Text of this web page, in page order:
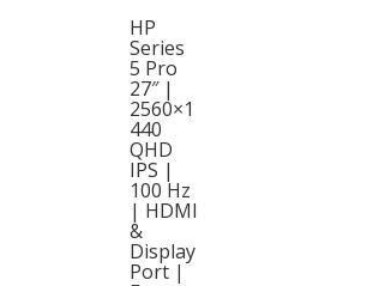
HP
Series
5 Pro
27″ |
2560×1
440
QHD
IPS |
100 Hz
| HDMI
&
Display
Port |